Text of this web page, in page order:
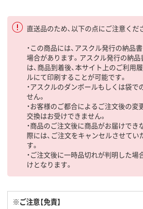
直送品のため、以下の点にご注意くだ
・この商品には、アスクル発行の納品
場合があります。アスクル発行の納
は、商品到着後、本サイト上のご利用
ルにて印刷することが可能です。
・アスクルのダンボールもしくは袋で
せん。
・お客様のご都合によるご注文後の変更
交換はお受けできません。
・商品のご注文後に商品がお届けでき
際には、ご注文をキャンセルさせてい
す。
・ご注文後に一時品切れが判明した場
けとなります。
※ご注意【免責】